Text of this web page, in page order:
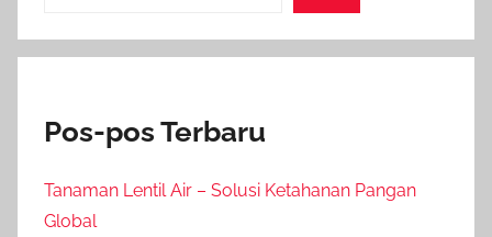
Pos-pos Terbaru
Tanaman Lentil Air – Solusi Ketahanan Pangan
Global